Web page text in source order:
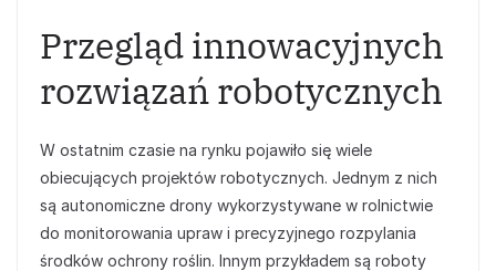
Przegląd innowacyjnych
rozwiązań robotycznych
W ostatnim czasie na rynku pojawiło się wiele
obiecujących projektów robotycznych. Jednym z nich
są autonomiczne drony wykorzystywane w rolnictwie
do monitorowania upraw i precyzyjnego rozpylania
środków ochrony roślin. Innym przykładem są roboty